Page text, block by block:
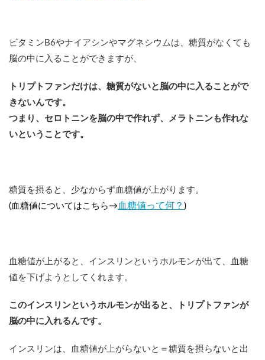
ビタミンB6やナイアシンやマグネシウムは、糖質がなくても
脳の中に入ることができますが、
トリプトファンだけは、糖質がないと脳の中に入ることがで
きないんです。
つまり、セロトニンを脳の中で作れず、メラトニンも作れな
いということです。
糖質を摂ると、少なからず血糖値が上がります。
(血糖値についてはこちら→ 血糖値って何？ )
血糖値が上がると、インスリンというホルモンが出て、血糖
値を下げようとしてくれます。
このインスリンというホルモンが出ると、トリプトファンが
脳の中に入れるんです。
インスリンは、血糖値が上がらないと＝糖質を摂らないと出